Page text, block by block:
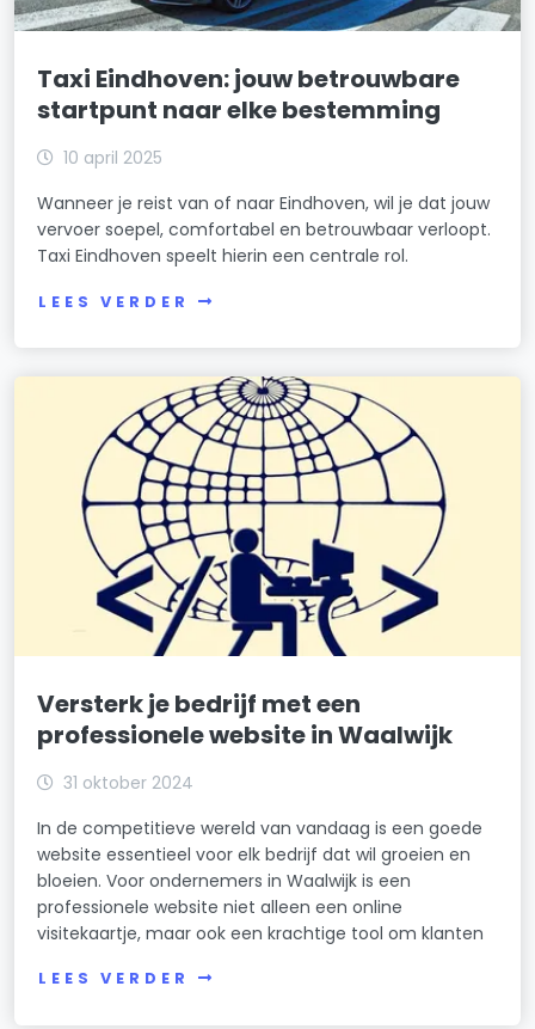
Taxi Eindhoven: jouw betrouwbare
startpunt naar elke bestemming
10 april 2025
Wanneer je reist van of naar Eindhoven, wil je dat jouw
vervoer soepel, comfortabel en betrouwbaar verloopt.
Taxi Eindhoven speelt hierin een centrale rol.
LEES VERDER
Versterk je bedrijf met een
professionele website in Waalwijk
31 oktober 2024
In de competitieve wereld van vandaag is een goede
website essentieel voor elk bedrijf dat wil groeien en
bloeien. Voor ondernemers in Waalwijk is een
professionele website niet alleen een online
visitekaartje, maar ook een krachtige tool om klanten
LEES VERDER